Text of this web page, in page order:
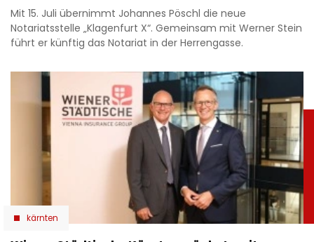
Mit 15. Juli übernimmt Johannes Pöschl die neue
Notariatsstelle „Klagenfurt X“. Gemeinsam mit Werner Stein
führt er künftig das Notariat in der Herrengasse.
kärnten